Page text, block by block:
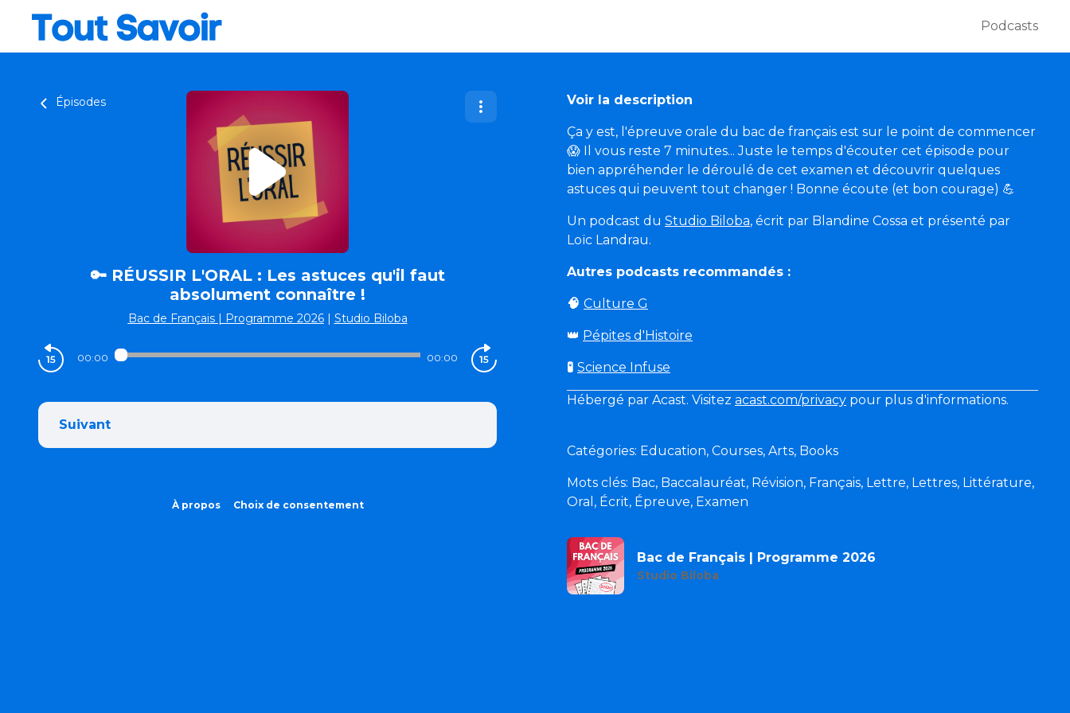
Podcasts
Épisodes
🔑 RÉUSSIR L'ORAL : Les astuces qu'il faut
absolument connaître !
Bac de Français | Programme 2026 | Studio Biloba
00:00 00:00
Suivant
À propos Choix de consentement
Voir la description
Ça y est, l'épreuve orale du bac de français est sur le point de commencer
😱 Il vous reste 7 minutes... Juste le temps d'écouter cet épisode pour
bien appréhender le déroulé de cet examen et découvrir quelques
astuces qui peuvent tout changer ! Bonne écoute (et bon courage) 💪
Un podcast du Studio Biloba, écrit par Blandine Cossa et présenté par
Loïc Landrau.
Autres podcasts recommandés :
🧠 Culture G
👑 Pépites d'Histoire
🧪 Science Infuse
Hébergé par Acast. Visitez acast.com/privacy pour plus d'informations.
Catégories: Education, Courses, Arts, Books
Mots clés: Bac, Baccalauréat, Révision, Français, Lettre, Lettres, Littérature,
Oral, Écrit, Épreuve, Examen
Bac de Français | Programme 2026
Studio Biloba